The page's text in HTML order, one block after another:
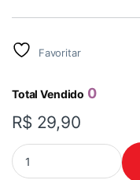
Favoritar
Total Vendido 0
R$ 29,90
FORMAO VIVO C/MAD